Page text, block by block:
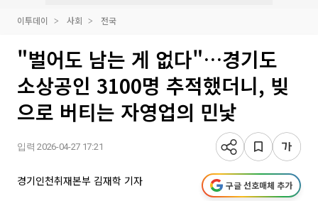
이투데이 사회 전국
"벌어도 남는 게 없다"…경기도
소상공인 3100명 추적했더니, 빚
으로 버티는 자영업의 민낯
입력 2026-04-27 17:21
경기인천취재본부 김재학 기자 구글 선호매체 추가